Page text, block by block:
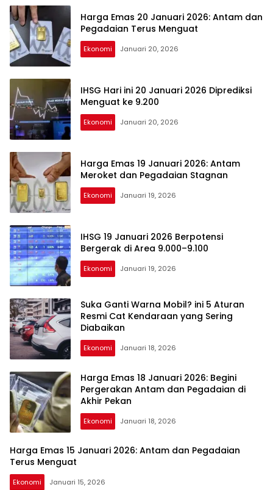
Harga Emas 20 Januari 2026: Antam dan
Pegadaian Terus Menguat
Ekonomi Januari 20, 2026
IHSG Hari ini 20 Januari 2026 Diprediksi
Menguat ke 9.200
Ekonomi Januari 20, 2026
Harga Emas 19 Januari 2026: Antam
Meroket dan Pegadaian Stagnan
Ekonomi Januari 19, 2026
IHSG 19 Januari 2026 Berpotensi
Bergerak di Area 9.000–9.100
Ekonomi Januari 19, 2026
Suka Ganti Warna Mobil? ini 5 Aturan
Resmi Cat Kendaraan yang Sering
Diabaikan
Ekonomi Januari 18, 2026
Harga Emas 18 Januari 2026: Begini
Pergerakan Antam dan Pegadaian di
Akhir Pekan
Ekonomi Januari 18, 2026
Harga Emas 15 Januari 2026: Antam dan Pegadaian
Terus Menguat
Ekonomi Januari 15, 2026